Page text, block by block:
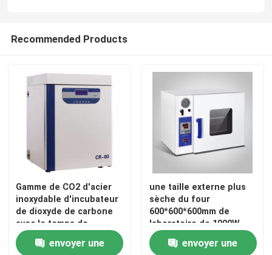
Recommended Products
Gamme de CO2 d'acier
inoxydable d'incubateur
de dioxyde de carbone
avec le temps de
rétablissement de 2
minutesenvoyer une
une taille externe plus
sèche du four
600*600*600mm de
laboratoire de 1000W
SUS304
envoyer une